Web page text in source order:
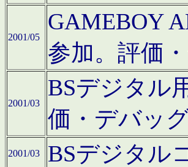
2001/05
GAMEBOY
参加。評価
2001/03
BSデジタル
価・デバッ
2001/03 BSデジタル